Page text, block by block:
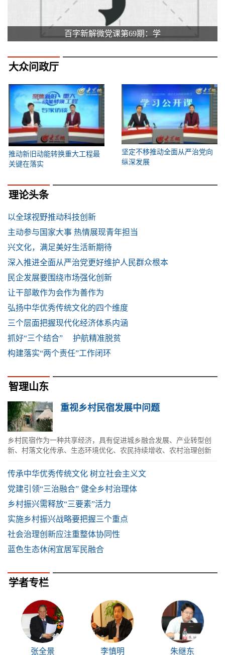
百字新解微党课第69期：学
大众问政厅
推动新旧动能转换重大工程最
关键在落实
坚定不移推动全面从严治党向
纵深发展
理论头条
以全球视野推动科技创新
主动参与国家大事 热情展现青年担当
兴文化，满足美好生活新期待
深入推进全面从严治党更好维护人民群众根本
民企发展要围绕市场强化创新
让干部敢作为会作为善作为
弘扬中华优秀传统文化的四个维度
三个层面把握现代化经济体系内涵
抓好“三个结合” 护航精准脱贫
构建落实“两个责任”工作闭环
智理山东
重视乡村民宿发展中问题
乡村民宿作为一种共享经济，具有促进城乡融合发展、产业转型创
新、村落文化传承、生态环境优化、农民持续增收、农村治理创新
传承中华优秀传统文化 树立社会主义文
党建引领“三治融合” 健全乡村治理体
乡村振兴需释放“三要素”活力
实施乡村振兴战略要把握三个重点
社会治理创新应注重整体协同性
蓝色生态休闲宜居军民融合
学者专栏
张全景 李慎明 朱继东